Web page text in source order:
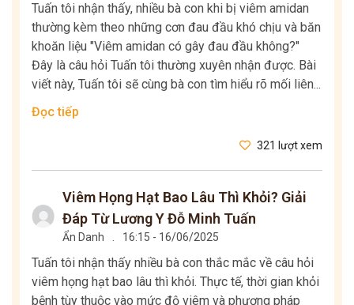
Tuấn tôi nhận thấy, nhiều bà con khi bị viêm amidan
thường kèm theo những cơn đau đầu khó chịu và băn
khoăn liệu "Viêm amidan có gây đau đầu không?"
Đây là câu hỏi Tuấn tôi thường xuyên nhận được. Bài
viết này, Tuấn tôi sẽ cùng bà con tìm hiểu rõ mối liên...
Đọc tiếp
321 lượt xem
Viêm Họng Hạt Bao Lâu Thì Khỏi? Giải
Đáp Từ Lương Y Đỗ Minh Tuấn
Ẩn Danh . 16:15 - 16/06/2025
Tuấn tôi nhận thấy nhiều bà con thắc mắc về câu hỏi
viêm họng hạt bao lâu thì khỏi. Thực tế, thời gian khỏi
bệnh tùy thuộc vào mức độ viêm và phương pháp